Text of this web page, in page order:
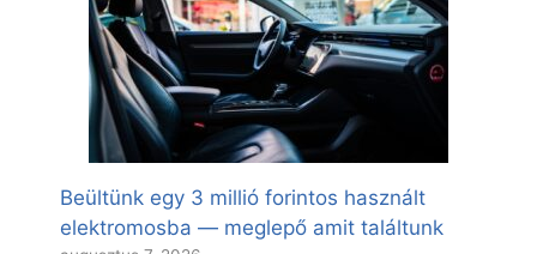
Beültünk egy 3 millió forintos használt
elektromosba — meglepő amit találtunk